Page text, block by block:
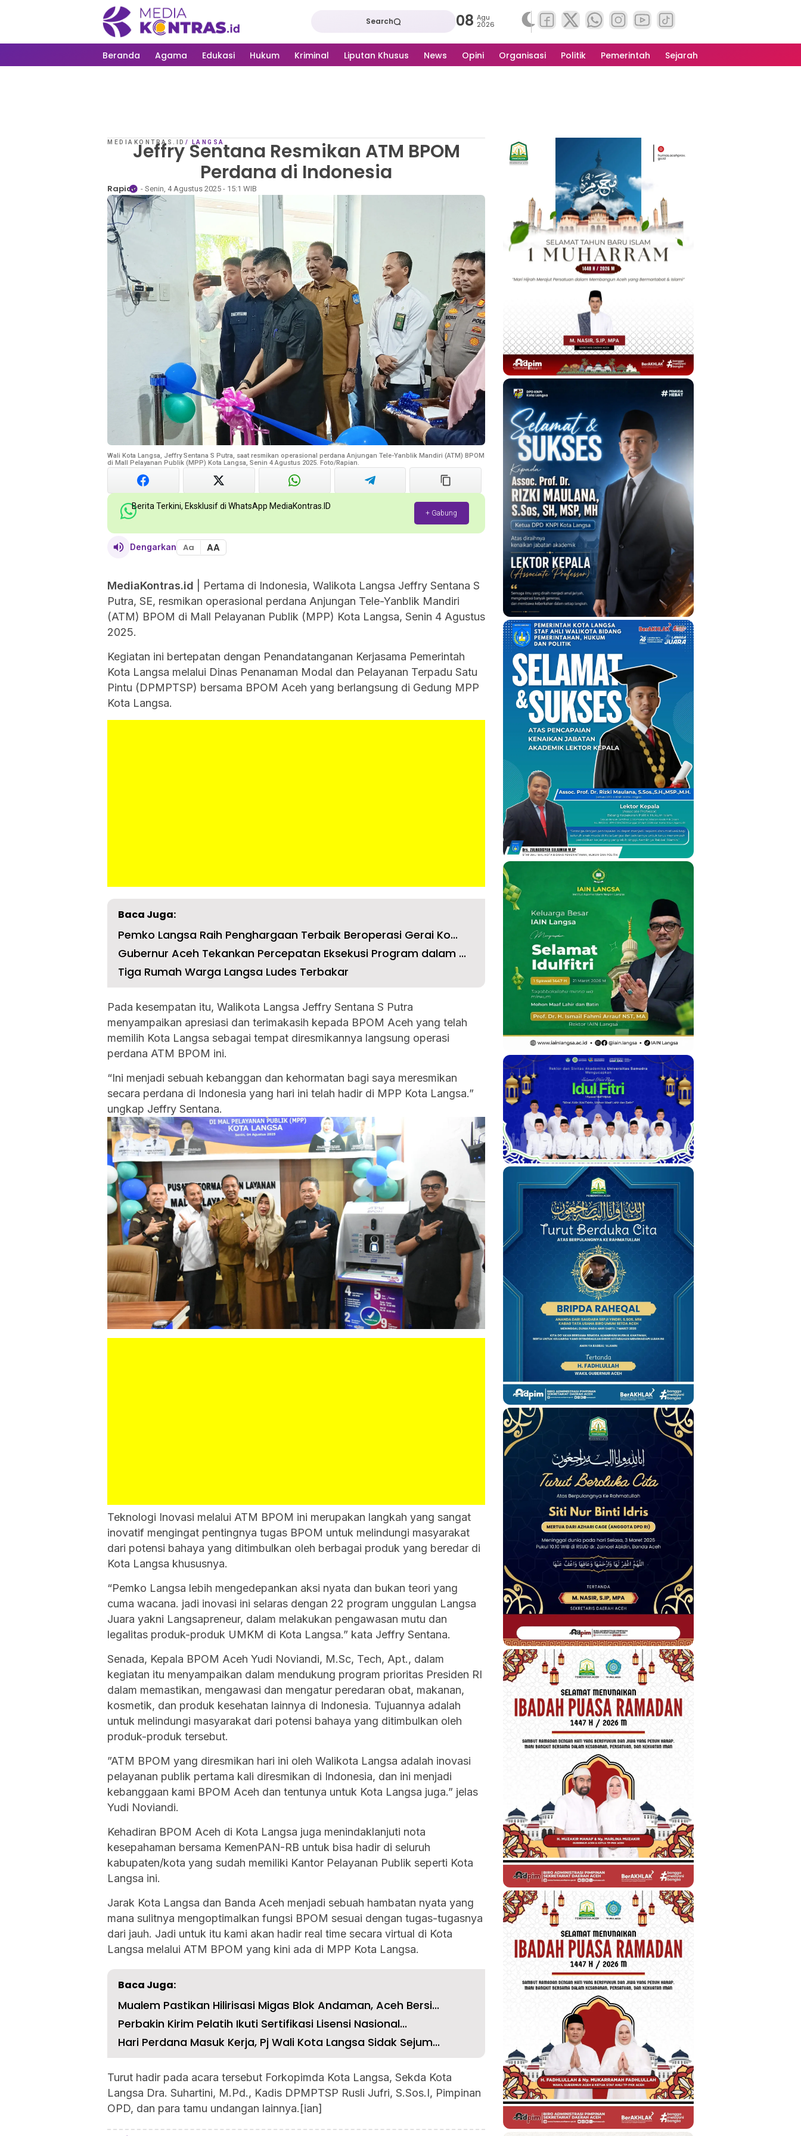
Search 08 Agu
2026
Beranda Agama Edukasi Hukum Kriminal Liputan Khusus News Opini Organisasi Politik Pemerintah Sejarah
MEDIAKONTRAS.ID / LANGSA
Jeffry Sentana Resmikan ATM BPOM
Perdana di Indonesia
Rapian - Senin, 4 Agustus 2025 - 15:1 WIB
Wali Kota Langsa, Jeffry Sentana S Putra, saat resmikan operasional perdana Anjungan Tele-Yanblik Mandiri (ATM) BPOM
di Mall Pelayanan Publik (MPP) Kota Langsa, Senin 4 Agustus 2025. Foto/Rapian.
Berita Terkini, Eksklusif di WhatsApp MediaKontras.ID
+ Gabung
Dengarkan Aa AA
MediaKontras.id | Pertama di Indonesia, Walikota Langsa Jeffry Sentana S
Putra, SE, resmikan operasional perdana Anjungan Tele-Yanblik Mandiri
(ATM) BPOM di Mall Pelayanan Publik (MPP) Kota Langsa, Senin 4 Agustus
2025.
Kegiatan ini bertepatan dengan Penandatanganan Kerjasama Pemerintah
Kota Langsa melalui Dinas Penanaman Modal dan Pelayanan Terpadu Satu
Pintu (DPMPTSP) bersama BPOM Aceh yang berlangsung di Gedung MPP
Kota Langsa.
Baca Juga:
Pemko Langsa Raih Penghargaan Terbaik Beroperasi Gerai Ko...
Gubernur Aceh Tekankan Percepatan Eksekusi Program dalam ...
Tiga Rumah Warga Langsa Ludes Terbakar
Pada kesempatan itu, Walikota Langsa Jeffry Sentana S Putra
menyampaikan apresiasi dan terimakasih kepada BPOM Aceh yang telah
memilih Kota Langsa sebagai tempat diresmikannya langsung operasi
perdana ATM BPOM ini.
“Ini menjadi sebuah kebanggan dan kehormatan bagi saya meresmikan
secara perdana di Indonesia yang hari ini telah hadir di MPP Kota Langsa.”
ungkap Jeffry Sentana.
Teknologi Inovasi melalui ATM BPOM ini merupakan langkah yang sangat
inovatif mengingat pentingnya tugas BPOM untuk melindungi masyarakat
dari potensi bahaya yang ditimbulkan oleh berbagai produk yang beredar di
Kota Langsa khususnya.
“Pemko Langsa lebih mengedepankan aksi nyata dan bukan teori yang
cuma wacana. jadi inovasi ini selaras dengan 22 program unggulan Langsa
Juara yakni Langsapreneur, dalam melakukan pengawasan mutu dan
legalitas produk-produk UMKM di Kota Langsa.” kata Jeffry Sentana.
Senada, Kepala BPOM Aceh Yudi Noviandi, M.Sc, Tech, Apt., dalam
kegiatan itu menyampaikan dalam mendukung program prioritas Presiden RI
dalam memastikan, mengawasi dan mengatur peredaran obat, makanan,
kosmetik, dan produk kesehatan lainnya di Indonesia. Tujuannya adalah
untuk melindungi masyarakat dari potensi bahaya yang ditimbulkan oleh
produk-produk tersebut.
”ATM BPOM yang diresmikan hari ini oleh Walikota Langsa adalah inovasi
pelayanan publik pertama kali diresmikan di Indonesia, dan ini menjadi
kebanggaan kami BPOM Aceh dan tentunya untuk Kota Langsa juga.” jelas
Yudi Noviandi.
Kehadiran BPOM Aceh di Kota Langsa juga menindaklanjuti nota
kesepahaman bersama KemenPAN-RB untuk bisa hadir di seluruh
kabupaten/kota yang sudah memiliki Kantor Pelayanan Publik seperti Kota
Langsa ini.
Jarak Kota Langsa dan Banda Aceh menjadi sebuah hambatan nyata yang
mana sulitnya mengoptimalkan fungsi BPOM sesuai dengan tugas-tugasnya
dari jauh. Jadi untuk itu kami akan hadir real time secara virtual di Kota
Langsa melalui ATM BPOM yang kini ada di MPP Kota Langsa.
Baca Juga:
Mualem Pastikan Hilirisasi Migas Blok Andaman, Aceh Bersi...
Perbakin Kirim Pelatih Ikuti Sertifikasi Lisensi Nasional...
Hari Perdana Masuk Kerja, Pj Wali Kota Langsa Sidak Sejum...
Turut hadir pada acara tersebut Forkopimda Kota Langsa, Sekda Kota
Langsa Dra. Suhartini, M.Pd., Kadis DPMPTSP Rusli Jufri, S.Sos.I, Pimpinan
OPD, dan para tamu undangan lainnya.[ian]